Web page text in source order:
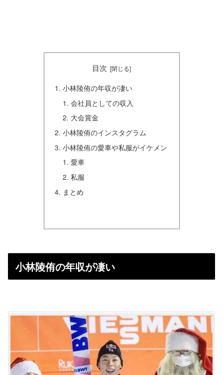
目次
小林陵侑の年収が凄い
会社員としての収入
大会賞金
小林陵侑のインスタグラム
小林陵侑の愛車や私服がイケメン
愛車
私服
まとめ
小林陵侑の年収が凄い